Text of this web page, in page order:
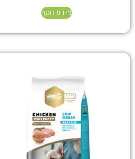
מידע נוסף